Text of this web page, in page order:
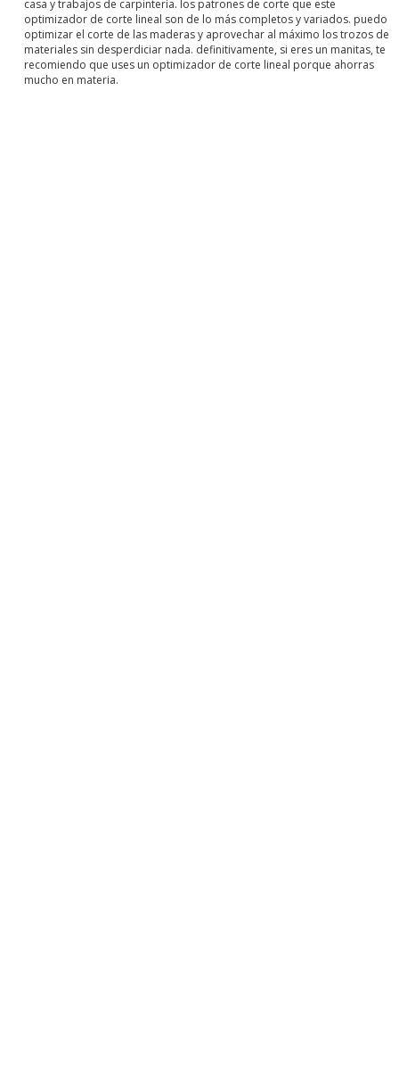
casa y trabajos de carpintería. los patrones de corte que este
optimizador de corte lineal son de lo más completos y variados. puedo
optimizar el corte de las maderas y aprovechar al máximo los trozos de
materiales sin desperdiciar nada. definitivamente, si eres un manitas, te
recomiendo que uses un optimizador de corte lineal porque ahorras
mucho en materia.